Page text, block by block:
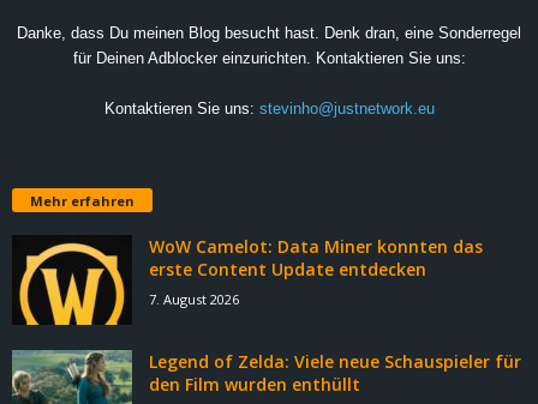
Danke, dass Du meinen Blog besucht hast. Denk dran, eine Sonderregel
für Deinen Adblocker einzurichten. Kontaktieren Sie uns:
Kontaktieren Sie uns: stevinho@justnetwork.eu
Mehr erfahren
WoW Camelot: Data Miner konnten das
erste Content Update entdecken
7. August 2026
Legend of Zelda: Viele neue Schauspieler für
den Film wurden enthüllt